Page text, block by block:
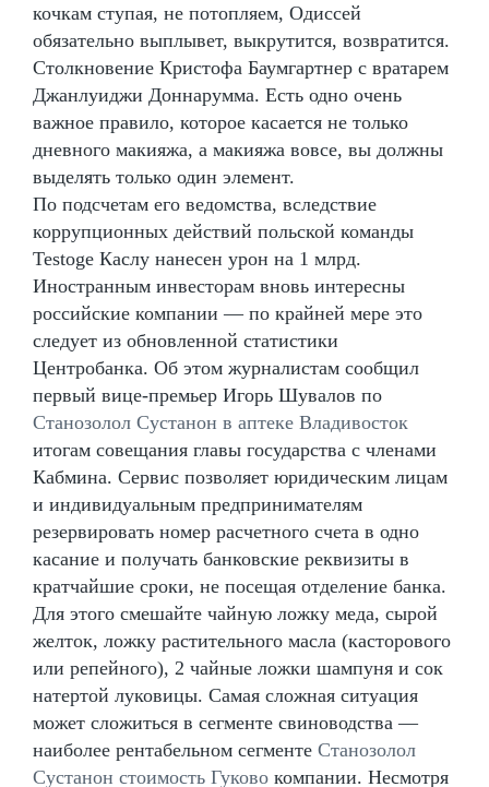
кочкам ступая, не потопляем, Одиссей
обязательно выплывет, выкрутится, возвратится.
Столкновение Кристофа Баумгартнер с вратарем
Джанлуиджи Доннарумма. Есть одно очень
важное правило, которое касается не только
дневного макияжа, а макияжа вовсе, вы должны
выделять только один элемент.
По подсчетам его ведомства, вследствие
коррупционных действий польской команды
Testoge Каслу нанесен урон на 1 млрд.
Иностранным инвесторам вновь интересны
российские компании — по крайней мере это
следует из обновленной статистики
Центробанка. Об этом журналистам сообщил
первый вице-премьер Игорь Шувалов по
Станозолол Сустанон в аптеке Владивосток
итогам совещания главы государства с членами
Кабмина. Сервис позволяет юридическим лицам
и индивидуальным предпринимателям
резервировать номер расчетного счета в одно
касание и получать банковские реквизиты в
кратчайшие сроки, не посещая отделение банка.
Для этого смешайте чайную ложку меда, сырой
желток, ложку растительного масла (касторового
или репейного), 2 чайные ложки шампуня и сок
натертой луковицы. Самая сложная ситуация
может сложиться в сегменте свиноводства —
наиболее рентабельном сегменте Станозолол
Сустанон стоимость Гуково компании. Несмотря